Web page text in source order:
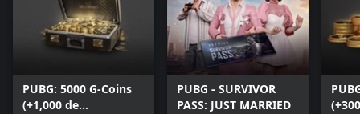
PUBG: 5000 G-Coins
(+1,000 de
PUBG - SURVIVOR
PASS: JUST MARRIED